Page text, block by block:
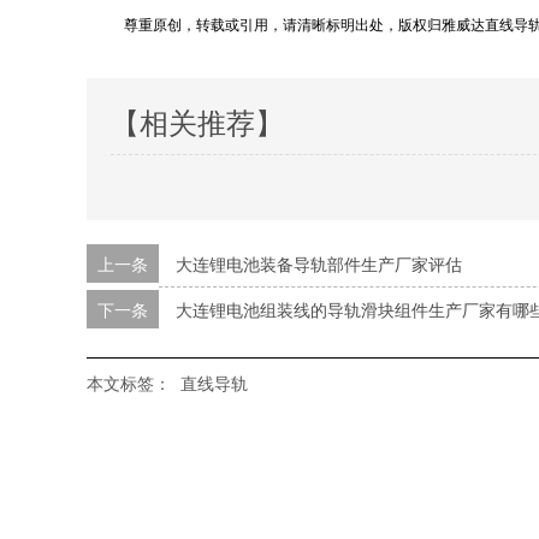
尊重原创，转载或引用，请清晰标明出处，版权归雅威达直线导
【相关推荐】
上一条
大连锂电池装备导轨部件生产厂家评估
下一条 大连锂电池组装线的导轨滑块组件生产厂家有哪
本文标签： 直线导轨